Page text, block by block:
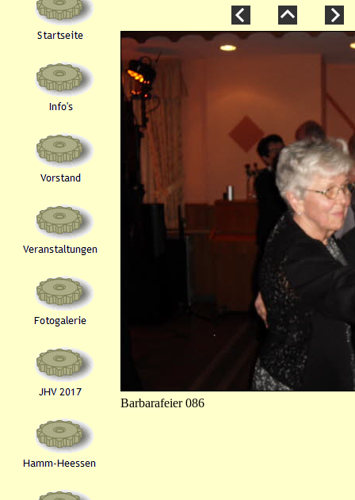
Barbarafeier 086